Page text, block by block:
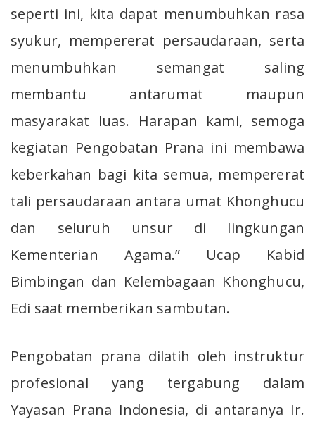
seperti ini, kita dapat menumbuhkan rasa
syukur, mempererat persaudaraan, serta
menumbuhkan semangat saling
membantu antarumat maupun
masyarakat luas. Harapan kami, semoga
kegiatan Pengobatan Prana ini membawa
keberkahan bagi kita semua, mempererat
tali persaudaraan antara umat Khonghucu
dan seluruh unsur di lingkungan
Kementerian Agama.” Ucap Kabid
Bimbingan dan Kelembagaan Khonghucu,
Edi saat memberikan sambutan.
Pengobatan prana dilatih oleh instruktur
profesional yang tergabung dalam
Yayasan Prana Indonesia, di antaranya Ir.